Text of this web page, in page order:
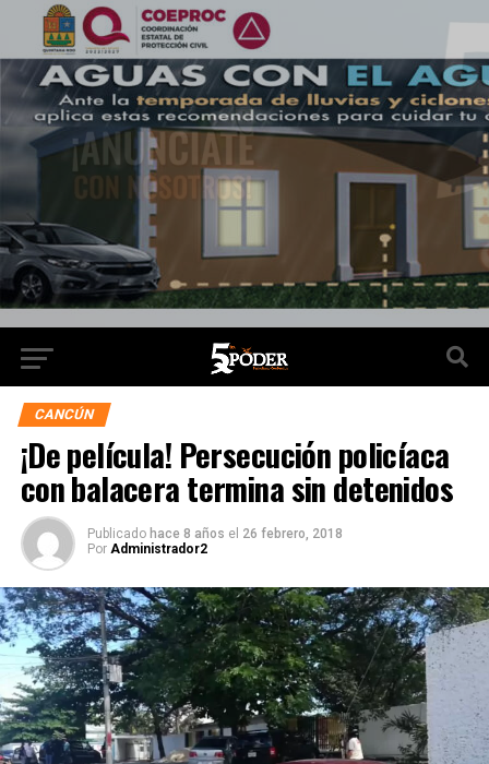
CANCÚN
¡De película! Persecución policíaca
con balacera termina sin detenidos
Publicado hace 8 años el 26 febrero, 2018
Por Administrador2